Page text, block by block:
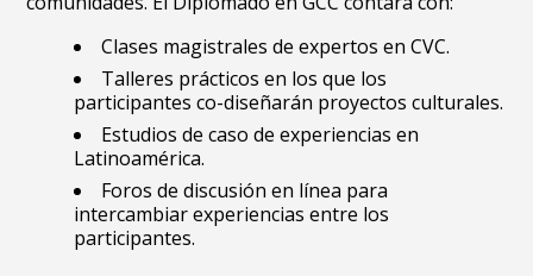
Clases magistrales de expertos en CVC.
Talleres prácticos en los que los
participantes co-diseñarán proyectos culturales.
Estudios de caso de experiencias en
Latinoamérica.
Foros de discusión en línea para
intercambiar experiencias entre los
participantes.